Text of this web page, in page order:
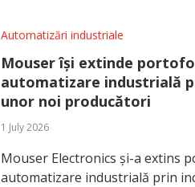
Automatizări industriale
Mouser își extinde
automatizare industrială
unor noi producători
1 July 2026
Mouser Electronics și-a extins
automatizare industrială prin